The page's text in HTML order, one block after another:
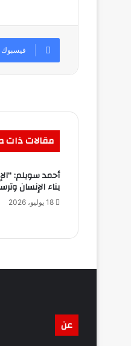
فيسبوك
مقالات ذات
أحمد سويلم:
بناء الإنسان
18 يوليو، 2026
عن